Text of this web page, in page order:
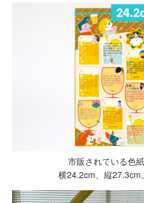
市販されている色
横24.2cm、縦27.3cm